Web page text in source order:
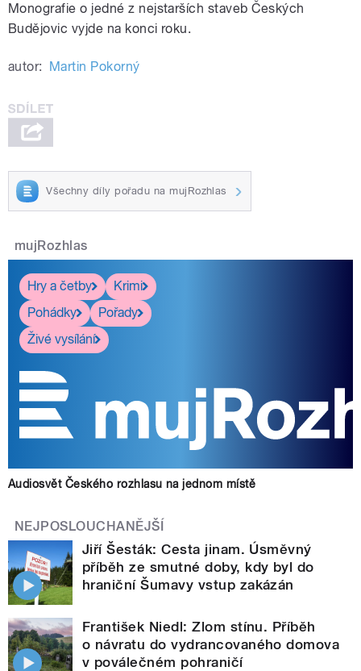
Monografie o jedné z nejstarších staveb Českých
Budějovic vyjde na konci roku.
autor: Martin Pokorný
Všechny díly pořadu na mujRozhlas
mujRozhlas
Hry a četby
Krimi
Pohádky
Pořady
Živé vysílání
Audiosvět Českého rozhlasu na jednom místě
NEJPOSLOUCHANĚJŠÍ
Jiří Šesták: Cesta jinam. Úsměvný
příběh ze smutné doby, kdy byl do
hraniční Šumavy vstup zakázán
František Niedl: Zlom stínu. Příběh
o návratu do vydrancovaného domova
v poválečném pohraničí